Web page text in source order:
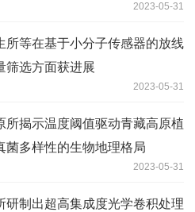
2023-05-31
所等在基于小分子传感器的放线
筛选方面获进展
2023-05-31
所揭示温度阈值驱动青藏高原植
菌多样性的生物地理格局
2023-05-31
研制出超高集成度光学卷积处理